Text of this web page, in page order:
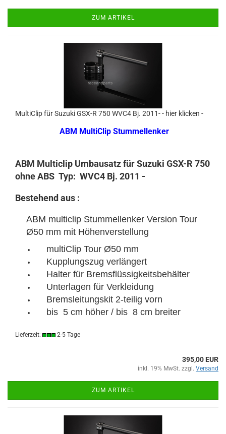
ZUM ARTIKEL
MultiClip für Suzuki GSX-R 750 WVC4 Bj. 2011- - hier klicken -
ABM MultiClip Stummellenker
ABM Multiclip Umbausatz für Suzuki GSX-R 750
ohne ABS Typ: WVC4 Bj. 2011 -
Bestehend aus :
ABM multiclip Stummellenker Version Tour
Ø50 mm mit Höhenverstellung
multiClip Tour Ø50 mm
Kupplungszug verlängert
Halter für Bremsflüssigkeitsbehälter
Unterlagen für Verkleidung
Bremsleitungskit 2-teilig vorn
bis 5 cm höher / bis 8 cm breiter
Lieferzeit: 2-5 Tage
395,00 EUR
inkl. 19% MwSt. zzgl. Versand
ZUM ARTIKEL